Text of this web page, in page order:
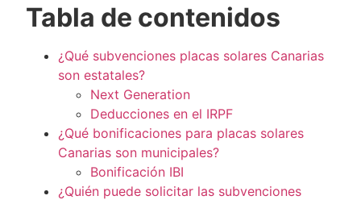
Tabla de contenidos
¿Qué subvenciones placas solares Canarias
son estatales?
Next Generation
Deducciones en el IRPF
¿Qué bonificaciones para placas solares
Canarias son municipales?
Bonificación IBI
¿Quién puede solicitar las subvenciones